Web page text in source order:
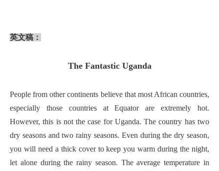
英文稿：
The Fantastic Uganda
People from other continents believe that most African countries,
especially those countries at Equator are extremely hot.
However, this is not the case for Uganda. The country has two
dry seasons and two rainy seasons. Even during the dry season,
you will need a thick cover to keep you warm during the night,
let alone during the rainy season. The average temperature in